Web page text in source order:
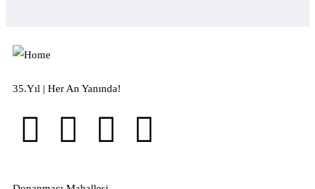
35.Yıl | Her An Yanında!